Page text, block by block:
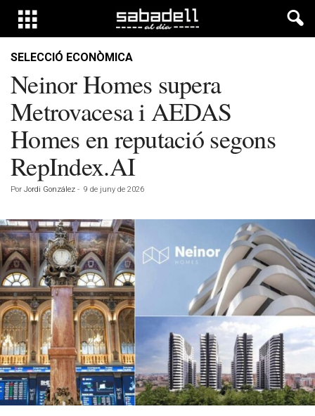
SELECCIÓ ECONÒMICA
Neinor Homes supera
Metrovacesa i AEDAS
Homes en reputació segons
RepIndex.AI
Por Jordi González - 9 de juny de 2026